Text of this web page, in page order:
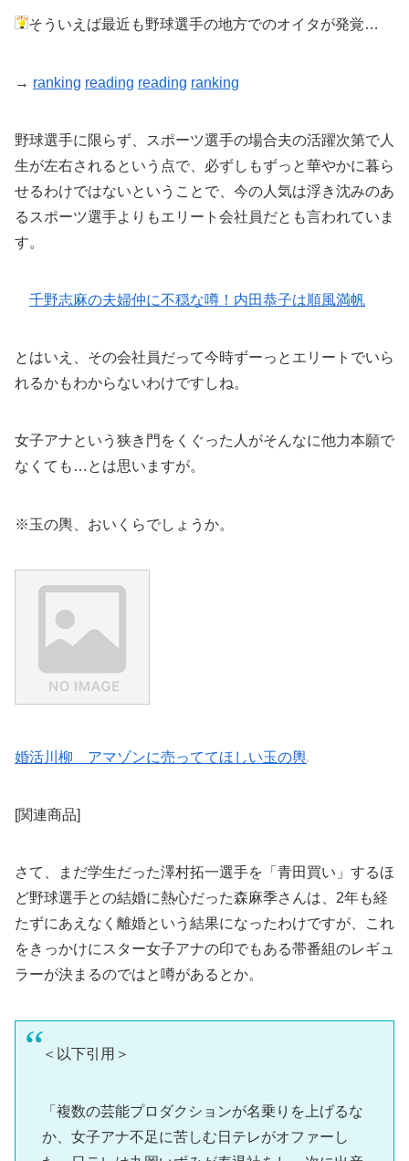
そういえば最近も野球選手の地方でのオイタが発覚…
→ ranking reading reading ranking
野球選手に限らず、スポーツ選手の場合夫の活躍次第で人
生が左右されるという点で、必ずしもずっと華やかに暮ら
せるわけではないということで、今の人気は浮き沈みのあ
るスポーツ選手よりもエリート会社員だとも言われていま
す。
千野志麻の夫婦仲に不穏な噂！内田恭子は順風満帆
とはいえ、その会社員だって今時ずーっとエリートでいら
れるかもわからないわけですしね。
女子アナという狭き門をくぐった人がそんなに他力本願で
なくても…とは思いますが。
※玉の輿、おいくらでしょうか。
婚活川柳 アマゾンに売っててほしい玉の輿
[関連商品]
さて、まだ学生だった澤村拓一選手を「青田買い」するほ
ど野球選手との結婚に熱心だった森麻季さんは、2年も経
たずにあえなく離婚という結果になったわけですが、これ
をきっかけにスター女子アナの印でもある帯番組のレギュ
ラーが決まるのではと噂があるとか。
＜以下引用＞
「複数の芸能プロダクションが名乗りを上げるな
か、女子アナ不足に苦しむ日テレがオファーし